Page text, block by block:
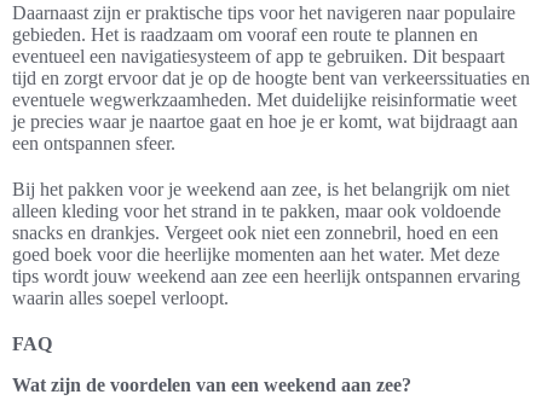
Daarnaast zijn er praktische tips voor het navigeren naar populaire
gebieden. Het is raadzaam om vooraf een route te plannen en
eventueel een navigatiesysteem of app te gebruiken. Dit bespaart
tijd en zorgt ervoor dat je op de hoogte bent van verkeerssituaties en
eventuele wegwerkzaamheden. Met duidelijke reisinformatie weet
je precies waar je naartoe gaat en hoe je er komt, wat bijdraagt aan
een ontspannen sfeer.
Bij het pakken voor je weekend aan zee, is het belangrijk om niet
alleen kleding voor het strand in te pakken, maar ook voldoende
snacks en drankjes. Vergeet ook niet een zonnebril, hoed en een
goed boek voor die heerlijke momenten aan het water. Met deze
tips wordt jouw weekend aan zee een heerlijk ontspannen ervaring
waarin alles soepel verloopt.
FAQ
Wat zijn de voordelen van een weekend aan zee?